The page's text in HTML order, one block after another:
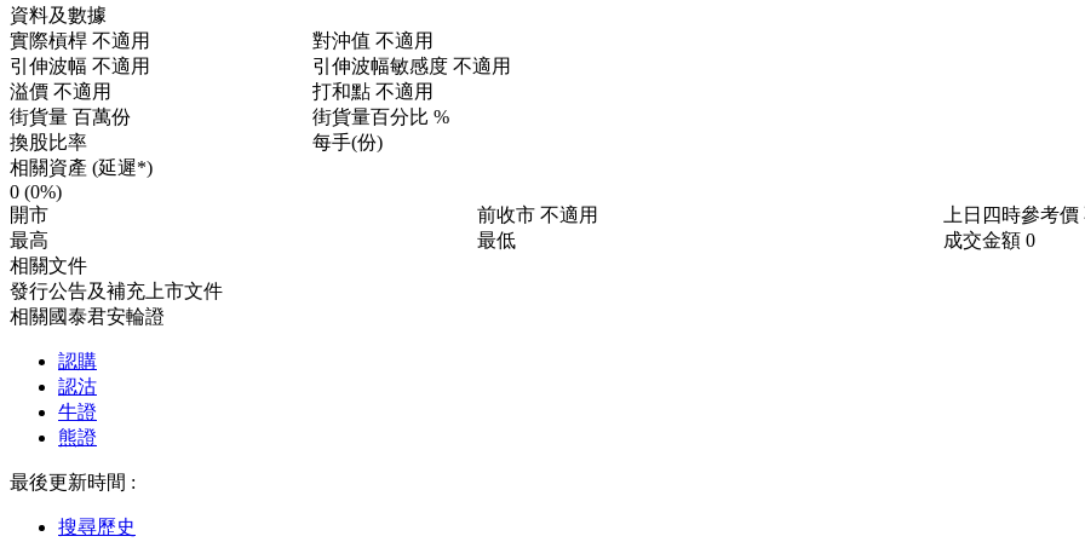
資料及數據
實際槓桿 不適用 對沖值 不適用
引伸波幅 不適用 引伸波幅敏感度 不適用
溢價 不適用 打和點 不適用
街貨量 百萬份 街貨量百分比 %
換股比率
每手(份)
相關資產 (延遲*)
0 (0%)
開市
前收市 不適用 上日四時參考價
最高
最低 成交金額 0
相關文件
發行公告及補充上市文件
相關國泰君安輪證
認購
認沽
牛證
熊證
最後更新時間 :
搜尋歷史